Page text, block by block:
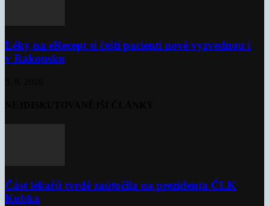
Léky na eRecept si čeští pacienti nově vyzvednou i
v Rakousku
Část lékařů tvrdě zaútočila na prezidenta ČLK
Kubka